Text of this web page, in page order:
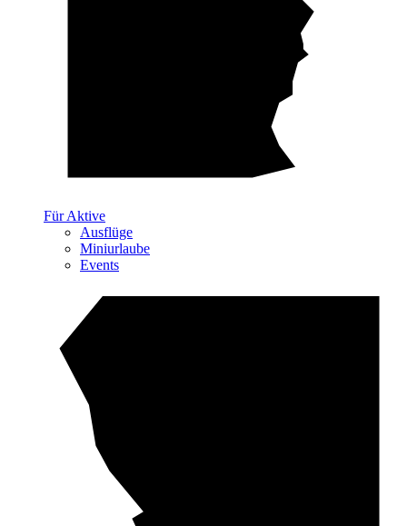
Für Aktive
Ausflüge
Miniurlaube
Events